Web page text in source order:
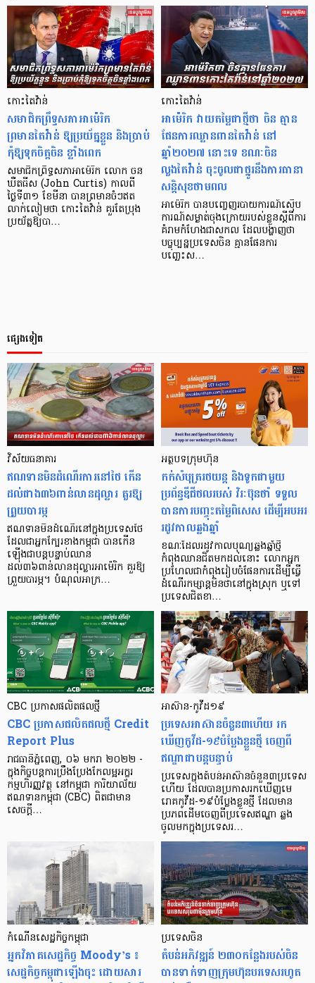
កោះតៃវ៉ាន់
សមាជិកព្រឹទ្ធសភាអាម៉េរិក
ព្រមានតៃវ៉ាន់ ឱ្យប្រយ័តុ្នខ្លួន និងប្រាប់
កុំឱ្យទុកចិត្តចិន ខ្លាំងពេក
សមាជិកព្រឹទ្ធសភាអាម៉េរិក លោក ចន
ឃឺតធីស (John Curtis) កាលពី
ថ្ងៃទី៣១ ខែមីនា បានព្រមានចំៗឥត
លាក់លៀមថា កោះតៃវ៉ាន់ គួរតែប្រុង
ប្រយ័ត្នឱ្យបា…
កោះតៃវ៉ាន់
អាម៉េរិក វាយតម្លៃជាថ្មីថា ចិន គ្មាន
ផែនការឈ្លានពានតៃវ៉ាន់ នៅ
ឆ្នាំ២០២៧ នោះទេ ខណៈចិន
លួងតៃវ៉ាន់ ចុះចូលជាថ្នូរនឹងការធានា
សន្តិសុខថាមពល
អាម៉េរិក បានបញ្ចេញរបាយការណ៍ស៊ើប
ការណ៍សម្ងាត់ចុងក្រោយរបស់ខ្លួនស្តីពីការ
គំរាមកំហែងជាសកល ដែលបង្ហាញថា
បច្ចុប្បន្នប្រទេសចិន គ្មានផែនការ
បញ្ឆេះស…
ផ្សេងទៀត
វិស័យធនាគារ
ឥណទានមិនដំណើរការនៅថៃ កើន
ដល់ជាង៣៦ពាន់លានដុល្លារ គួរឱ្យ
ព្រួយបារម្ភ
ឥណទានមិនដំណើរនៅក្នុងប្រទេសថៃ
ដែលជាអ្នកក្បែរខាងកម្ពុជា បានកើន
ឡើងជាបន្តបន្ទាប់ឈាន
ដល់៣៦ពាន់លានដុល្លារអាម៉េរិក គួរឱ្យ
ព្រួយបារម្ភ។ បំណុលអាក្រ…
អត្ថបទក្រុមហ៊ុន
កក់សំបុត្ររថយន្ត និងទូកជាមួយ
ប្រព័ន្ធឌីជីថលរបស់ វិរៈប៊ុនថាំ ទទួល
បានការបញ្ចុះតម្លៃពិសេស ដើម្បីអបអរ
រដូវកាលឆ្លងឆ្នាំ
ខណៈដែលរដូវកាលបុណ្យឆ្លងឆ្នាំថ្មី
កំពុងឈានជិតមកដល់នោះ លោកអ្នក
ប្រហែលជាកំពុងរៀបចំផែនការដើម្បីធ្វើ
ដំណើរកម្សាន្តមិនថានៅក្នុងស្រុក ឬទៅ
ប្រទេសជិតខា…
CBC ប្រកាសផលិតផលថ្មី
CBC ប្រកាសផលិតផលថ្មី Credit
Report Plus
រាជធានីភ្នំពេញ, ០៦ មករា ២០២២ -
ក្នុងកិច្ចបន្តការប្រឹងប្រែងកែលម្អអក្ខរ
កម្មហិរញ្ញវត្ថុ នៅកម្ពុជា ការិយាល័យ
ឥណទានកម្ពុជា (CBC) ពិតជាមាន
សេចក្ដី…
អាស៊ាន-កូវីដ១៩
ប្រទេសអាស៊ានចំនួន៣ហើយ រក
ឃើញកូវីដ-១៩បំប្លែងខ្លួនថ្មី ចេញពី
ឥណ្ឌាជាបន្តបន្ទាប់
ប្រទេសក្នុងតំបន់អាស៊ានចំនួន៣ប្រទេស
ហើយ ដែលបានប្រកាសរកឃើញមេ
រោគកូវីដ-១៩បំប្លែងខ្លួនថ្មី ដែលមាន
ប្រភពដើមចេញពីប្រទេសឥណ្ឌា ឆ្លង
ចូលមកក្នុងប្រទេសរ…
កំណើនសេដ្ឋកិច្ច​កម្ពុជា
អ្នកវិភាគសេដ្ឋកិច្ច Moody’s ៖
សេដ្ឋកិច្ចកម្ពុជាឡើងចុះ ដោយសារ
ប្រទេសចិន
តំបន់អភិវឌ្ឍន៍ ២៣០កន្លែងរបស់ចិន
បានទាក់ទាញក្រុមហ៊ុនបរទេសរហូត